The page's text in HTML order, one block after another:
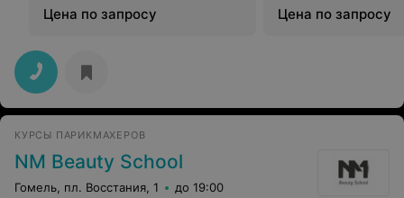
Цена по запросу
Цена по запросу
КУРСЫ ПАРИКМАХЕРОВ
NM Beauty School
Гомель, пл. Восстания, 1 до 19:00